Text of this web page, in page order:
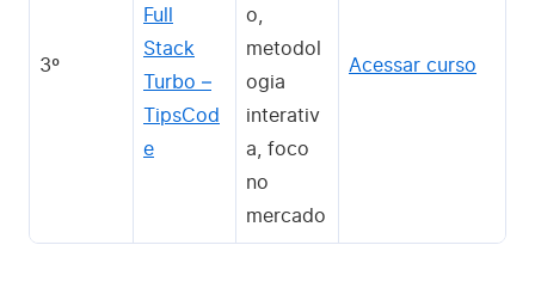
3º
Full
Stack
Turbo –
TipsCod
e
o,
metodol
ogia
interativ
a, foco
no
mercado
Acessar curso